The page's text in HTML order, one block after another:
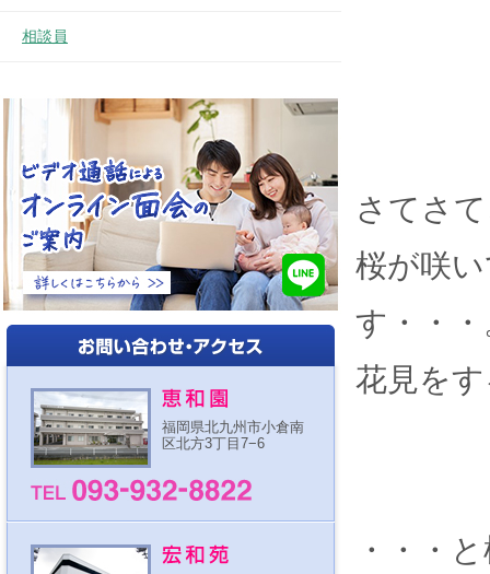
相談員
福岡県北九州市小倉南
区北方3丁目7−6
さてさ
桜が咲
す・・
花見をす
・・・